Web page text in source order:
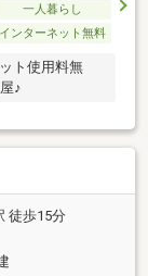
一人暮らし
インターネット無料
ト使用料無
♪
徒歩15分